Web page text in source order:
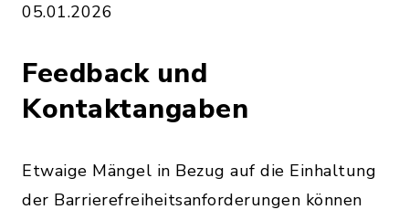
05.01.2026
Feedback und
Kontaktangaben
Etwaige Mängel in Bezug auf die Einhaltung
der Barrierefreiheitsanforderungen können